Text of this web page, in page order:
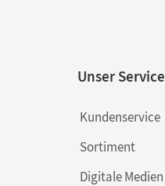
Unser
Kundenservice
Sortiment
Digitale Medien